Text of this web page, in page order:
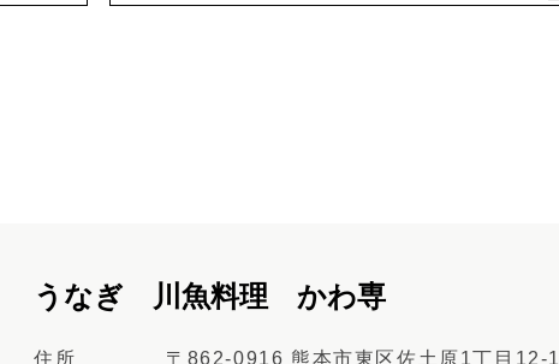
うなぎ 川魚料理 かわ専
住所 〒862-0916 熊本市東区佐土原1丁目12-1